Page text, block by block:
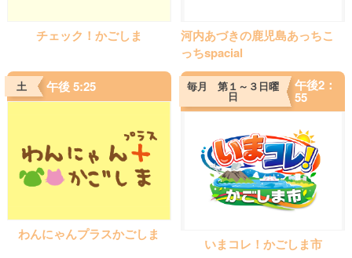
チェック！かごしま
河内あづきの鹿児島あっちこ
っちspacial
土 午後 5:25
わんにゃんプラスかごしま
毎月 第１～３日曜
日
午後2：
55
いまコレ！かごしま市